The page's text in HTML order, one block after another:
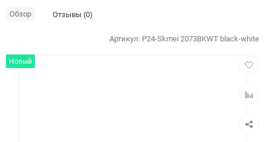
Обзор Отзывы (0)
Новый
Артикул: P24-Skmei 2073BKWT black-white